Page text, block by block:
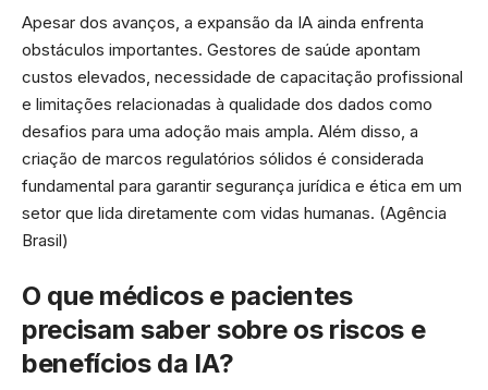
Apesar dos avanços, a expansão da IA ainda enfrenta
obstáculos importantes. Gestores de saúde apontam
custos elevados, necessidade de capacitação profissional
e limitações relacionadas à qualidade dos dados como
desafios para uma adoção mais ampla. Além disso, a
criação de marcos regulatórios sólidos é considerada
fundamental para garantir segurança jurídica e ética em um
setor que lida diretamente com vidas humanas. (Agência
Brasil)
O que médicos e pacientes
precisam saber sobre os riscos e
benefícios da IA?